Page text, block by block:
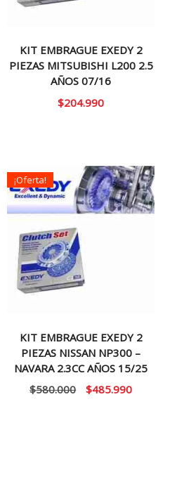
KIT EMBRAGUE EXEDY 2
PIEZAS MITSUBISHI L200 2.5
AÑOS 07/16
$204.990
¡Oferta!
KIT EMBRAGUE EXEDY 2
PIEZAS NISSAN NP300 –
NAVARA 2.3CC AÑOS 15/25
$580.000
El
$485.990El